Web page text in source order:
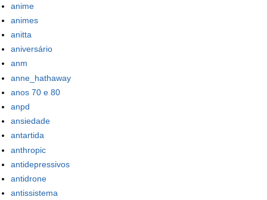
anime
animes
anitta
aniversário
anm
anne_hathaway
anos 70 e 80
anpd
ansiedade
antartida
anthropic
antidepressivos
antidrone
antissistema